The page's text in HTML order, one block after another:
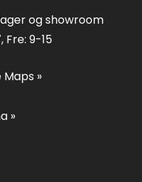
og showroom
Fre: 9-15
»
»